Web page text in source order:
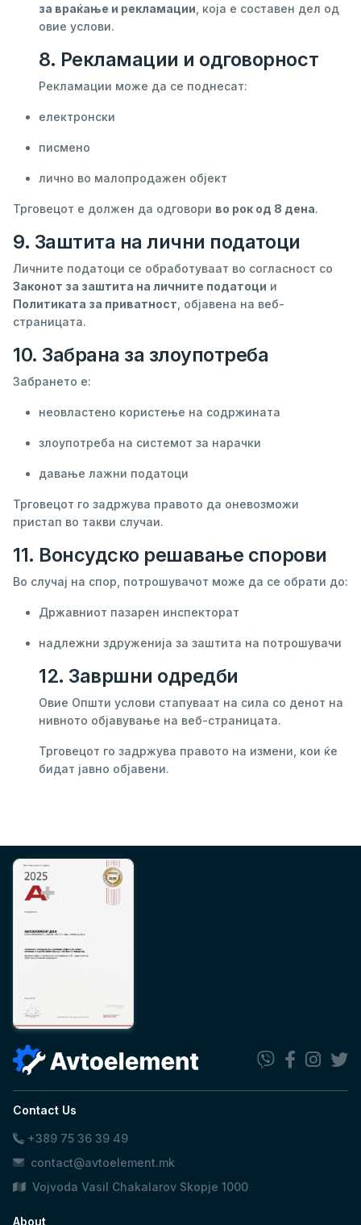
за враќање и рекламации , која е составен дел од
овие услови.
8. Рекламации и одговорност
Рекламации може да се поднесат:
електронски
писмено
лично во малопродажен објект
Трговецот е должен да одговори во рок од 8 дена.
9. Заштита на лични податоци
Личните податоци се обработуваат во согласност со
Законот за заштита на личните податоци и
Политиката за приватност , објавена на веб-
страницата.
10. Забрана за злоупотреба
Забрането е:
неовластено користење на содржината
злоупотреба на системот за нарачки
давање лажни податоци
Трговецот го задржува правото да оневозможи
пристап во такви случаи.
11. Вонсудско решавање спорови
Во случај на спор, потрошувачот може да се обрати до:
Државниот пазарен инспекторат
надлежни здруженија за заштита на потрошувачи
12. Завршни одредби
Овие Општи услови стапуваат на сила со денот на
нивното објавување на веб-страницата.
Трговецот го задржува правото на измени, кои ќе
бидат јавно објавени.
Contact Us
+389 75 36 39 49
contact@avtoelement.mk
Vojvoda Vasil Chakalarov Skopje 1000
About